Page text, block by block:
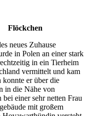
Flöckchen
neues Zuhause
in Polen an einer stark
in ein Tierheim
vermittelt und kam
er über die
in die Nähe von
einer sehr netten Frau
mit großem